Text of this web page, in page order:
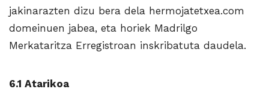
jakinarazten dizu bera dela hermojatetxea.com
domeinuen jabea, eta horiek Madrilgo
Merkataritza Erregistroan inskribatuta daudela.
6.1 Atarikoa